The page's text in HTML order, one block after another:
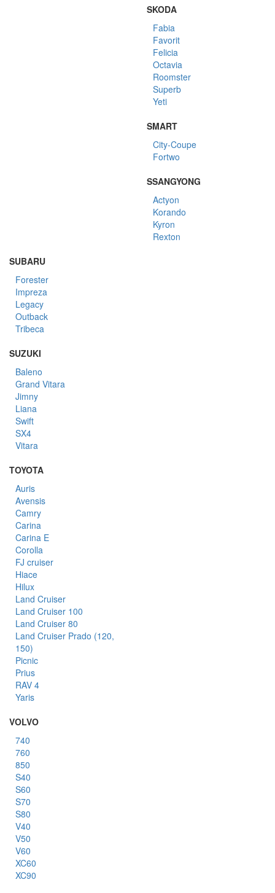
SKODA
Fabia
Favorit
Felicia
Octavia
Roomster
Superb
Yeti
SMART
City-Coupe
Fortwo
SSANGYONG
Actyon
Korando
Kyron
Rexton
SUBARU
Forester
Impreza
Legacy
Outback
Tribeca
SUZUKI
Baleno
Grand Vitara
Jimny
Liana
Swift
SX4
Vitara
TOYOTA
Auris
Avensis
Camry
Carina
Carina E
Corolla
FJ cruiser
Hiace
Hilux
Land Cruiser
Land Cruiser 100
Land Cruiser 80
Land Cruiser Prado (120,
150)
Picnic
Prius
RAV 4
Yaris
VOLVO
740
760
850
S40
S60
S70
S80
V40
V50
V60
XC60
XC90